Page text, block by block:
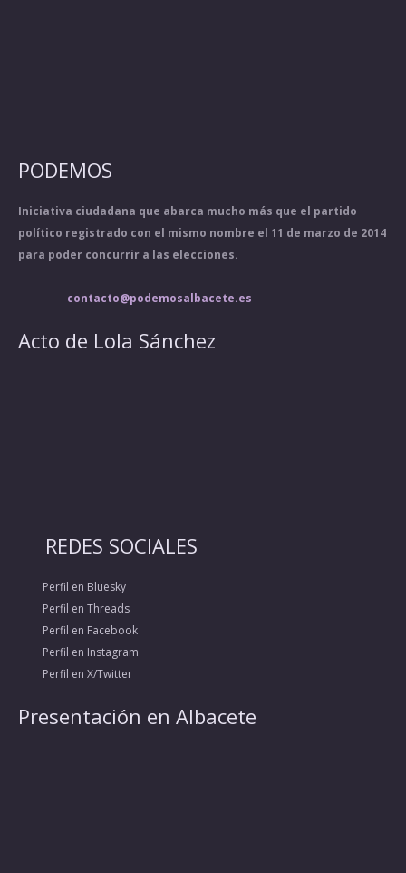
PODEMOS
Iniciativa ciudadana que abarca mucho más que el partido
político registrado con el mismo nombre el 11 de marzo de 2014
para poder concurrir a las elecciones.
contacto@podemosalbacete.es
Acto de Lola Sánchez
REDES SOCIALES
Perfil en Bluesky
Perfil en Threads
Perfil en Facebook
Perfil en Instagram
Perfil en X/Twitter
Presentación en Albacete